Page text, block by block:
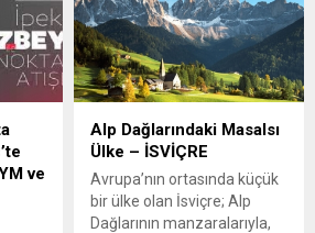
22:16 ◾ Gıda Yardımı 37:22 ◾
İşsizlik Eğitimi 59:01 ◾ Bir
Dizi Estetik 01:13:22 ◾ Kıbrıslı
Ozan Ve Çocuğu 01:29:28...
ve
Alp Dağlarındaki Masalsı
Ülke – İSVİÇRE
Avrupa’nın ortasında küçük
bir ülke olan İsviçre; Alp
Dağlarının manzaralarıyla,